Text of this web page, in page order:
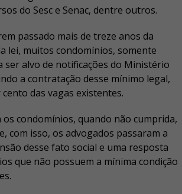
do Sesc e Senac, dentre outros.
passado mais de treze anos da
lei, muitos condomínios, somente
ser alvo de notificações do Ministério
a contratação desse mínimo legal,
das vagas existentes.
os condomínios, quando não cumprida,
com isso, os advogados passaram a
desse fato social e uma resposta
que não possuem a mínima condição